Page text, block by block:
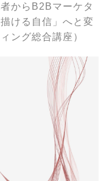
からB2Bマーケタ
ける自信」へと変
ング総合講座）